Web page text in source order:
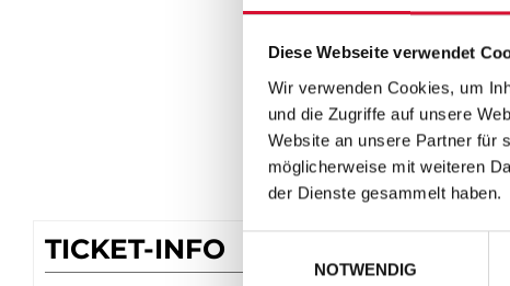
Diese Webseite verwendet
Wir verwenden Cookies, um
und die Zugriffe auf unsere
Website an unsere Partner für
möglicherweise mit weiteren
der Dienste gesammelt haben.
NOTWENDIG
TICKET-INFO